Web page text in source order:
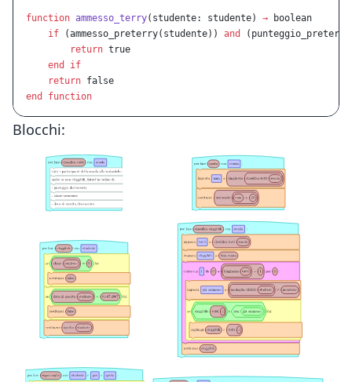
function ammesso_terry(studente: studente) → boolean
    if
(ammesso_preterry(studente)) and
        return
true
    end
if
    return
false
end
function
Blocchi: